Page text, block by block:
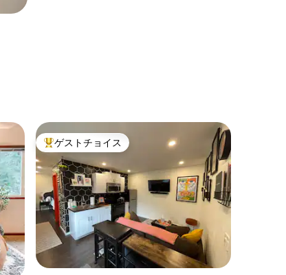
大好評のゲストチョイスです。
ゲストチョイス